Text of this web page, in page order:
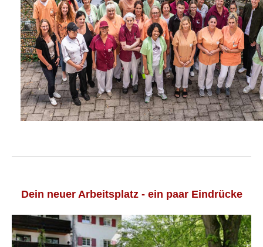
Dein neuer Arbeitsplatz - ein paar Eindrücke